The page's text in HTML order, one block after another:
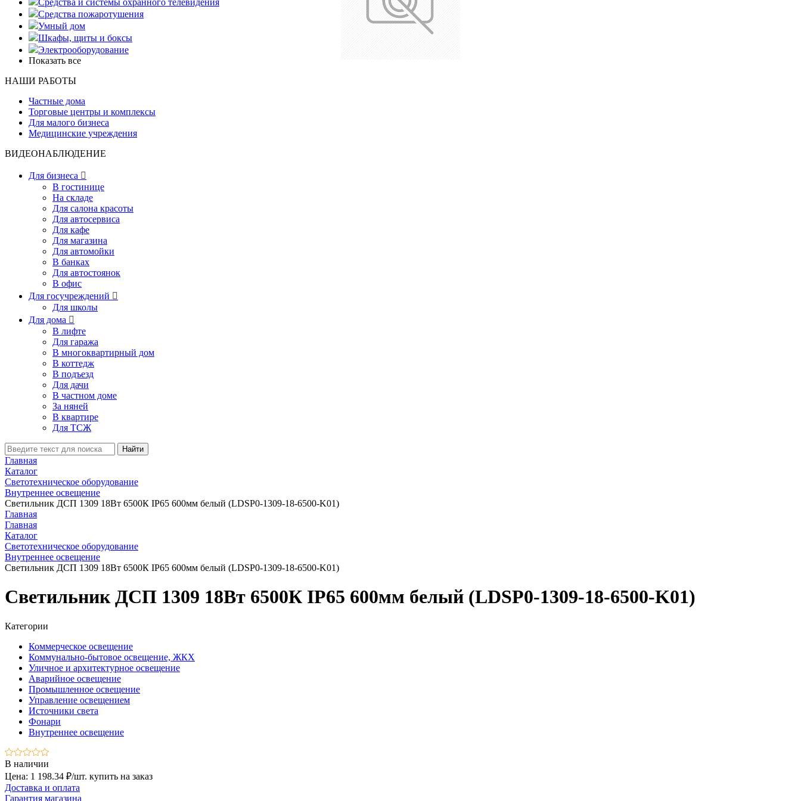
Средства и системы охранного телевидения
Средства пожаротушения
Умный дом
Шкафы, щиты и боксы
Электрооборудование
Показать все
НАШИ РАБОТЫ
Частные дома
Торговые центры и комплексы
Для малого бизнеса
Медицинские учреждения
ВИДЕОНАБЛЮДЕНИЕ
Для бизнеса 
В гостинице
На складе
Для салона красоты
Для автосервиса
Для кафе
Для магазина
Для автомойки
В банках
Для автостоянок
В офис
Для госучреждений 
Для школы
Для дома 
В лифте
Для гаража
В многоквартирный дом
В коттедж
В подъезд
Для дачи
В частном доме
За няней
В квартире
Для ТСЖ
Найти
Главная
Каталог
Светотехническое оборудование
Внутреннее освещение
Светильник ДСП 1309 18Вт 6500К IP65 600мм белый (LDSP0-1309-18-6500-K01)
Главная
Главная
Каталог
Светотехническое оборудование
Внутреннее освещение
Светильник ДСП 1309 18Вт 6500К IP65 600мм белый (LDSP0-1309-18-6500-K01)
Светильник ДСП 1309 18Вт 6500К IP65 600мм белый (LDSP0-1309-18-6500-K01)
Категории
Коммерческое освещение
Коммунально-бытовое освещение, ЖКХ
Уличное и архитектурное освещение
Аварийное освещение
Промышленное освещение
Управление освещением
Источники света
Фонари
Внутреннее освещение
В наличии
Цена: 1 198.34 ₽/шт. купить на заказ
Доставка и оплата
Гарантия магазина